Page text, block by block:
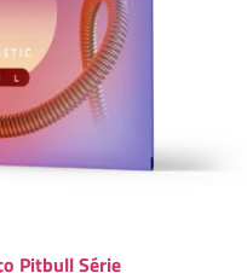
Pitbull Série